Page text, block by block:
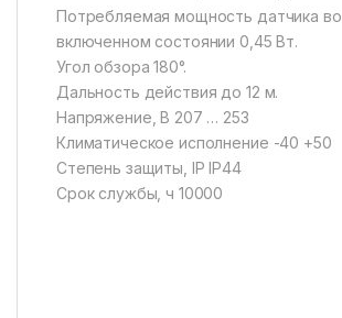
Потребляемая мощность датчика во
включенном состоянии 0,45 Вт.
Угол обзора 180°.
Дальность действия до 12 м.
Напряжение, В 207 … 253
Климатическое исполнение -40 +50
Степень защиты, IP IP44
Срок службы, ч 10000